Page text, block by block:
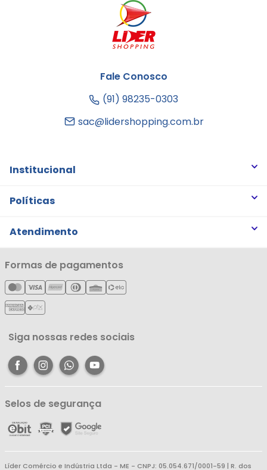
Fale Conosco
(91) 98235-0303
sac@lidershopping.com.br
Institucional
Quem somos
Notícias
Cartão Líderzan
Políticas
Trocas e Devoluções
Política de Privacidade
Política de Entrega
Política de Reembolso
Atendimento
Minha Conta
Meus Pedidos
Meus Favoritos
Central de Atendimento
Formas de pagamentos
Siga nossas redes sociais
Selos de segurança
Líder Comércio e Indústria Ltda - ME - CNPJ: 05.054.671/0001-59 | R. dos